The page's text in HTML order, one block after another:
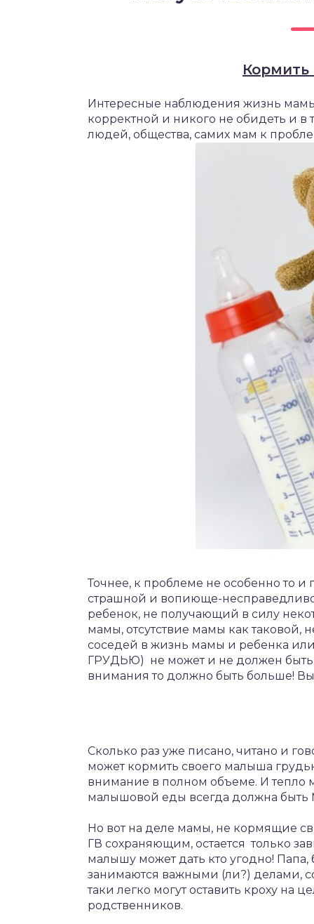
Кормить
Интересные наблюдения жизнь
корректной и никого не обидеть и
людей, общества, самих мам к
Точнее, к проблеме не особенно то
страшной и вопиюще-
ребенок, не получающий в силу
мамы, отсутствие мамы как таковой,
соседей в жизнь мамы и ребенка
ГРУДЬЮ) не может и не должен
внимания то должно быть больше!
Сколько раз уже писано, читано и
может кормить своего малыша
внимание в полном объеме. И тепло
малышовой еды всегда должна
Но вот на деле мамы, не кормящие
ГВ сохраняющим, остается только
малышу может дать кто угодно!
занимаются важными (ли?) делами,
таки легко могут оставить кроху на
родственников.